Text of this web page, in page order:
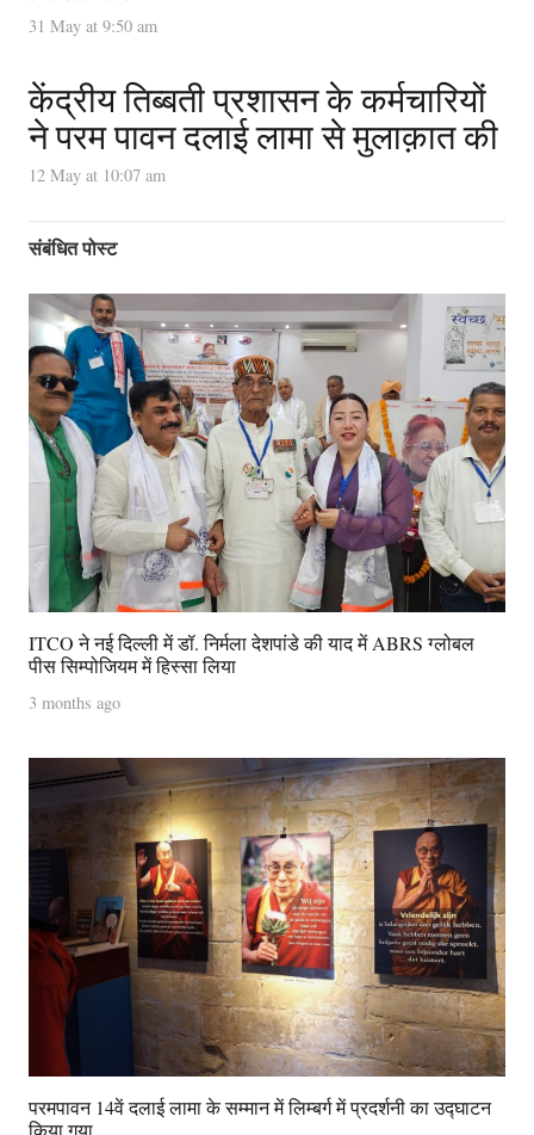
31 May at 9:50 am
केंद्रीय तिब्बती प्रशासन के कर्मचारियों
ने परम पावन दलाई लामा से मुलाक़ात की
12 May at 10:07 am
संबंधित पोस्ट
ITCO ने नई दिल्ली में डॉ. निर्मला देशपांडे की याद में ABRS ग्लोबल
पीस सिम्पोजियम में हिस्सा लिया
3 months ago
परमपावन 14वें दलाई लामा के सम्मान में लिम्बर्ग में प्रदर्शनी का उद्घाटन
किया गया